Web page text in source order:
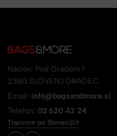
Naslov: Pod Gradom 1
2380 SLOVENJ GRADEC
Email: info@bagsandmore.si
Telefon: 02 620 43 24
Trgovine po Sloveniji